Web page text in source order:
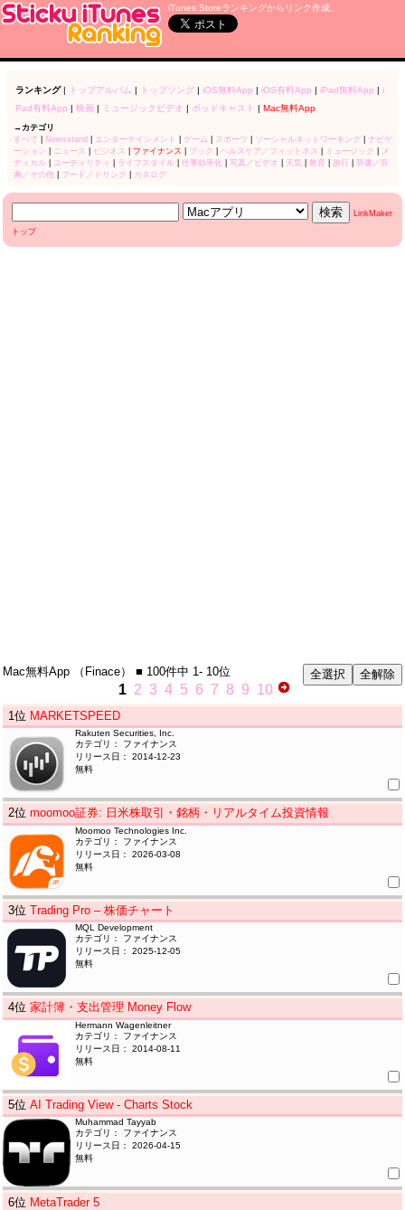
iTunes Storeランキングからリンク作成。
ランキング| トップアルバム | トップソング| iOS無料App | iOS有料App | iPad無料App | i
Pad有料App | 映画| ミュージックビデオ | ポッドキャスト | Mac無料App
→カテゴリ
すべて
Newsstand エンターテインメント ゲーム スポーツ ソーシャルネットワーキング| ナビゲ
ーション
ニュース ビジネス ファイナンス ブック ヘルスケア／フィットネス ミュージック
メ
ディカル| ユーティリティ ライフスタイル| 仕事効率化 写真／ビデオ 天気| 教育| 旅行| 辞書／辞
典／その他
フード／ドリンク カタログ
LinkMaker
トップ
Mac無料App （Finace） ■ 100件中 1- 10位
1 2 3 4 5 6 7 8 9 10
1位 MARKETSPEED
Rakuten Securities, Inc.
カテゴリ： ファイナンス
リリース日： 2014-12-23
無料
2位moomoo証券: 日米株取引・銘柄・リアルタイム投資情報
Moomoo Technologies Inc.
カテゴリ： ファイナンス
リリース日： 2026-03-08
無料
3位Trading Pro – 株価チャート
MQL Development
カテゴリ： ファイナンス
リリース日： 2025-12-05
無料
4位家計簿・支出管理 Money Flow
Hermann Wagenleitner
カテゴリ： ファイナンス
リリース日： 2014-08-11
無料
5位AI Trading View - Charts Stock
Muhammad Tayyab
カテゴリ： ファイナンス
リリース日： 2026-04-15
無料
6位 MetaTrader 5